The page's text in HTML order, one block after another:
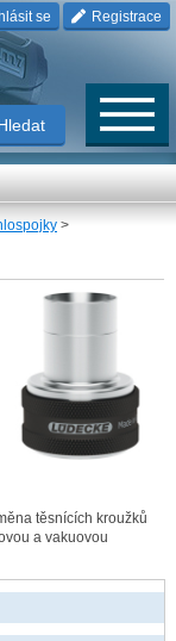
se Registrace
>
těsnících kroužků
a vakuovou